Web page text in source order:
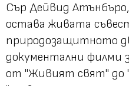
Сър Дейвид
остава живата
природозащитното
документални филми
от "Живият свят" до